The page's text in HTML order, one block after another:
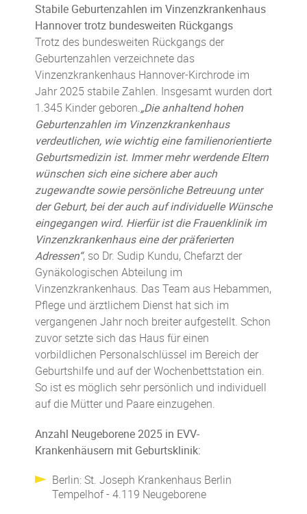
Stabile Geburtenzahlen im Vinzenzkrankenhaus
Hannover trotz bundesweiten Rückgangs
Trotz des bundesweiten Rückgangs der
Geburtenzahlen verzeichnete das
Vinzenzkrankenhaus Hannover-Kirchrode im
Jahr 2025 stabile Zahlen. Insgesamt wurden dort
1.345 Kinder geboren.„Die anhaltend hohen
Geburtenzahlen im Vinzenzkrankenhaus
verdeutlichen, wie wichtig eine familienorientierte
Geburtsmedizin ist. Immer mehr werdende Eltern
wünschen sich eine sichere aber auch
zugewandte sowie persönliche Betreuung unter
der Geburt, bei der auch auf individuelle Wünsche
eingegangen wird. Hierfür ist die Frauenklinik im
Vinzenzkrankenhaus eine der präferierten
Adressen“, so Dr. Sudip Kundu, Chefarzt der
Gynäkologischen Abteilung im
Vinzenzkrankenhaus. Das Team aus Hebammen,
Pflege und ärztlichem Dienst hat sich im
vergangenen Jahr noch breiter aufgestellt. Schon
zuvor setzte sich das Haus für einen
vorbildlichen Personalschlüssel im Bereich der
Geburtshilfe und auf der Wochenbettstation ein.
So ist es möglich sehr persönlich und individuell
auf die Mütter und Paare einzugehen.
Anzahl Neugeborene 2025 in EVV-
Krankenhäusern mit Geburtsklinik:
Berlin: St. Joseph Krankenhaus Berlin
Tempelhof - 4.119 Neugeborene